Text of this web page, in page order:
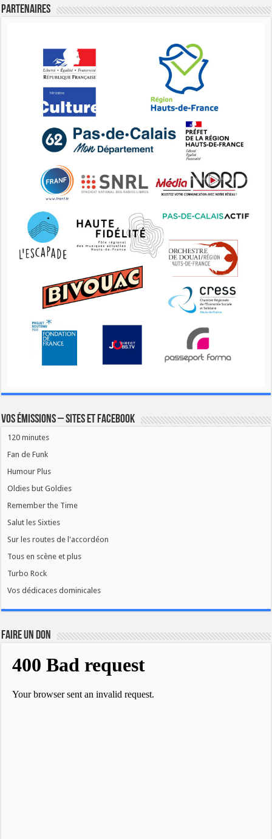
Partenaires
Vos émissions – Sites et Facebook
120 minutes
Fan de Funk
Humour Plus
Oldies but Goldies
Remember the Time
Salut les Sixties
Sur les routes de l'accordéon
Tous en scène et plus
Turbo Rock
Vos dédicaces dominicales
FAIRE UN DON